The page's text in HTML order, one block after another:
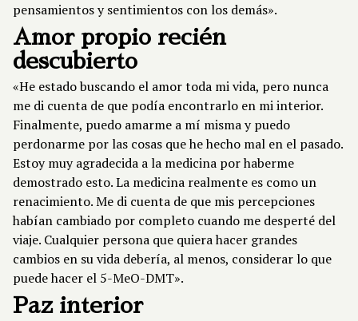
pensamientos y sentimientos con los demás».
Amor propio recién
descubierto
«He estado buscando el amor toda mi vida, pero nunca
me di cuenta de que podía encontrarlo en mi interior.
Finalmente, puedo amarme a mí misma y puedo
perdonarme por las cosas que he hecho mal en el pasado.
Estoy muy agradecida a la medicina por haberme
demostrado esto. La medicina realmente es como un
renacimiento. Me di cuenta de que mis percepciones
habían cambiado por completo cuando me desperté del
viaje. Cualquier persona que quiera hacer grandes
cambios en su vida debería, al menos, considerar lo que
puede hacer el 5-MeO-DMT».
Paz interior